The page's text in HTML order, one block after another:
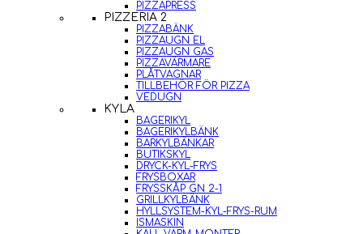
PIZZAPRESS
PIZZERIA 2
PIZZABÄNK
PIZZAUGN EL
PIZZAUGN GAS
PIZZAVÄRMARE
PLÅTVAGNAR
TILLBEHÖR FÖR PIZZA
VEDUGN
KYLA
BAGERIKYL
BAGERIKYLBÄNK
BARKYLBÄNKAR
BUTIKSKYL
DRYCK-KYL-FRYS
FRYSBOXAR
FRYSSKÅP GN 2-1
GRILLKYLBÄNK
HYLLSYSTEM-KYL-FRYS-RUM
ISMASKIN